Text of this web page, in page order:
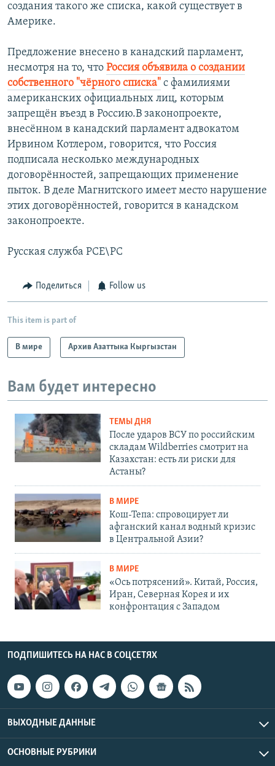
создания такого же списка, какой существует в
Америке.
Предложение внесено в канадский парламент,
несмотря на то, что Россия объявила о создании
собственного "чёрного списка" с фамилиями
американских официальных лиц, которым
запрещён въезд в Россию.В законопроекте,
внесённом в канадский парламент адвокатом
Ирвином Котлером, говорится, что Россия
подписала несколько международных
договорённостей, запрещающих применение
пыток. В деле Магнитского имеет место нарушение
этих договорённостей, говорится в канадском
законопроекте.
Русская служба РСЕ\РС
Поделиться Follow us
This item is part of
В мире Архив Азаттыка Кыргызстан
Вам будет интересно
ТЕМЫ ДНЯ
После ударов ВСУ по российским
складам Wildberries смотрит на
Казахстан: есть ли риски для
Астаны?
В МИРЕ
Кош-Тепа: спровоцирует ли
афганский канал водный кризис
в Центральной Азии?
В МИРЕ
«Ось потрясений». Китай, Россия,
Иран, Северная Корея и их
конфронтация с Западом
ПОДПИШИТЕСЬ НА НАС В СОЦСЕТЯХ
ВЫХОДНЫЕ ДАННЫЕ
ОСНОВНЫЕ РУБРИКИ